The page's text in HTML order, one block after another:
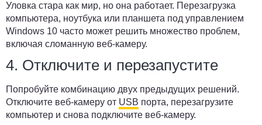
Уловка стара как мир, но она работает. Перезагрузка
компьютера, ноутбука или планшета под управлением
Windows 10 часто может решить множество проблем,
включая сломанную веб-камеру.
4. Отключите и перезапустите
Попробуйте комбинацию двух предыдущих решений.
Отключите веб-камеру от USB порта, перезагрузите
компьютер и снова подключите веб-камеру.